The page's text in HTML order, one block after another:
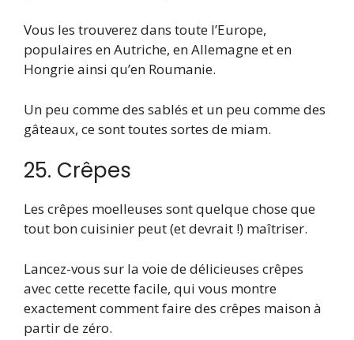
Vous les trouverez dans toute l’Europe,
populaires en Autriche, en Allemagne et en
Hongrie ainsi qu’en Roumanie.
Un peu comme des sablés et un peu comme des
gâteaux, ce sont toutes sortes de miam.
25. Crêpes
Les crêpes moelleuses sont quelque chose que
tout bon cuisinier peut (et devrait !) maîtriser.
Lancez-vous sur la voie de délicieuses crêpes
avec cette recette facile, qui vous montre
exactement comment faire des crêpes maison à
partir de zéro.